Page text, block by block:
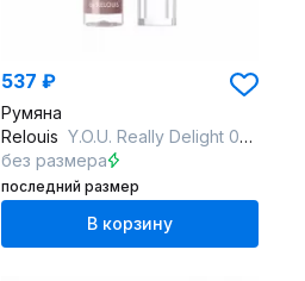
537 ₽
Румяна
Relouis Y.O.U. Really Delight 02 Lightly nude
без размера
последний размер
В корзину